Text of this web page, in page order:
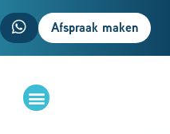
Afspraak maken